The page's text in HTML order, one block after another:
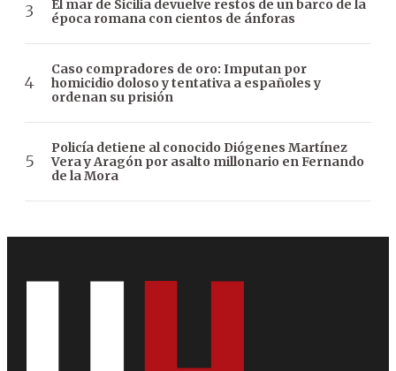
El mar de Sicilia devuelve restos de un barco de la
época romana con cientos de ánforas
Caso compradores de oro: Imputan por
homicidio doloso y tentativa a españoles y
ordenan su prisión
Policía detiene al conocido Diógenes Martínez
Vera y Aragón por asalto millonario en Fernando
de la Mora